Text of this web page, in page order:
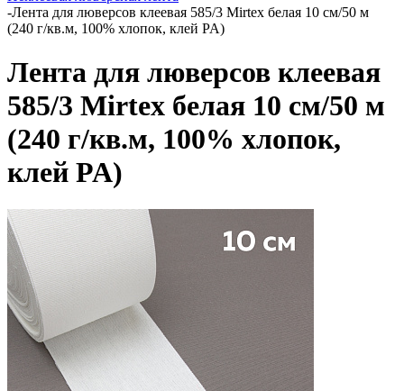
-Лента для люверсов клеевая 585/3 Mirtex белая 10 см/50 м
(240 г/кв.м, 100% хлопок, клей PA)
Лента для люверсов клеевая
585/3 Mirtex белая 10 см/50 м
(240 г/кв.м, 100% хлопок,
клей PA)